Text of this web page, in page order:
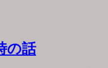
の話